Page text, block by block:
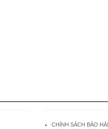
CHÍNH SÁCH BẢO